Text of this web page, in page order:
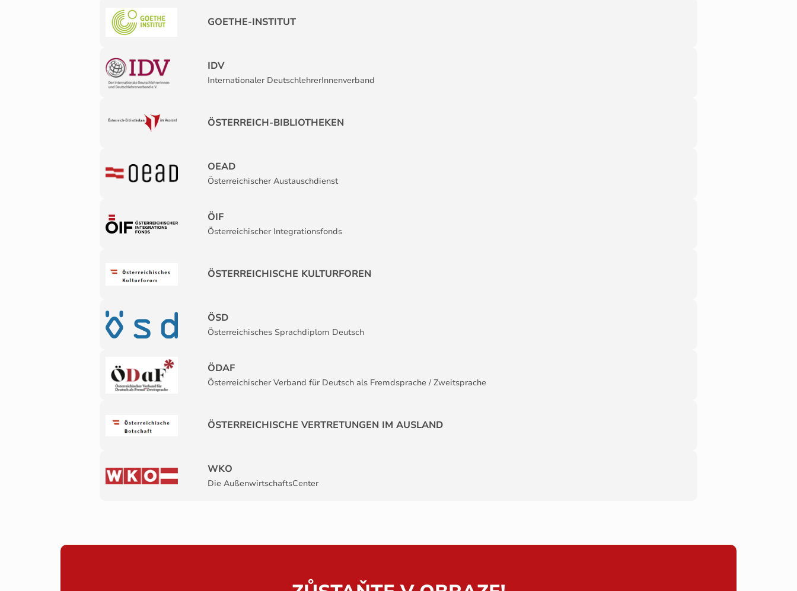
GOETHE-INSTITUT
IDV
Internationaler DeutschlehrerInnenverband
ÖSTERREICH-BIBLIOTHEKEN
OEAD
Österreichischer Austauschdienst
ÖIF
Österreichischer Integrationsfonds
ÖSTERREICHISCHE KULTURFOREN
ÖSD
Österreichisches Sprachdiplom Deutsch
ÖDAF
Österreichischer Verband für Deutsch als Fremdsprache / Zweitsprache
ÖSTERREICHISCHE VERTRETUNGEN IM AUSLAND
WKO
Die AußenwirtschaftsCenter